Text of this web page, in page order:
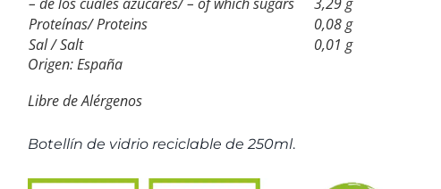
Proteínas/ Proteins
0,08 g
Sal / Salt
0,01 g
Origen: España
Libre de Alérgenos
Botellín de vidrio reciclable de 250ml.